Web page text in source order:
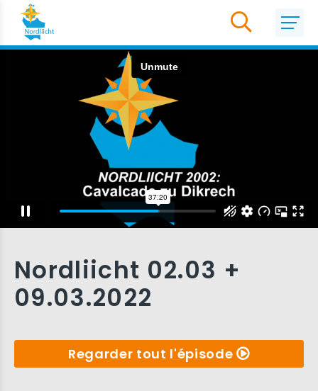
Nordliicht 02.03 +
09.03.2022
Regarder tout l'épisode